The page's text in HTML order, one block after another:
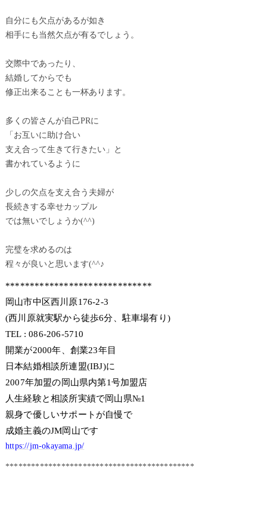
自分にも欠点があるが如き
相手にも当然欠点が有るでしょう。
交際中であったり、
結婚してからでも
修正出来ることも一杯あります。
多くの皆さんが自己PRに
「お互いに助け合い
支え合って生きて行きたい」と
書かれているように
少しの欠点を支え合う夫婦が
長続きする幸せカップル
では無いでしょうか(^^)
完璧を求めるのは
程々が良いと思います(^^♪
******************************
岡山市中区西川原176-2-3
(西川原就実駅から徒歩6分、駐車場有り)
TEL : 086-206-5710
開業が2000年、創業23年目
日本結婚相談所連盟(IBJ)に
2007年加盟の岡山県内第1号加盟店
人生経験と相談所実績で岡山県№1
親身で優しいサポートが自慢で
成婚主義のJM岡山です
https://jm-okayama.jp/
********************************************